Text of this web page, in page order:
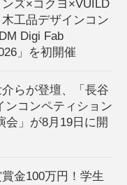
ンズ×コクヨ×VUILD
工品デザインコン
Digi Fab
」を初開催
らが登壇、「長谷
ンコンペティション
会」が8月19日に開
賞金100万円！学生